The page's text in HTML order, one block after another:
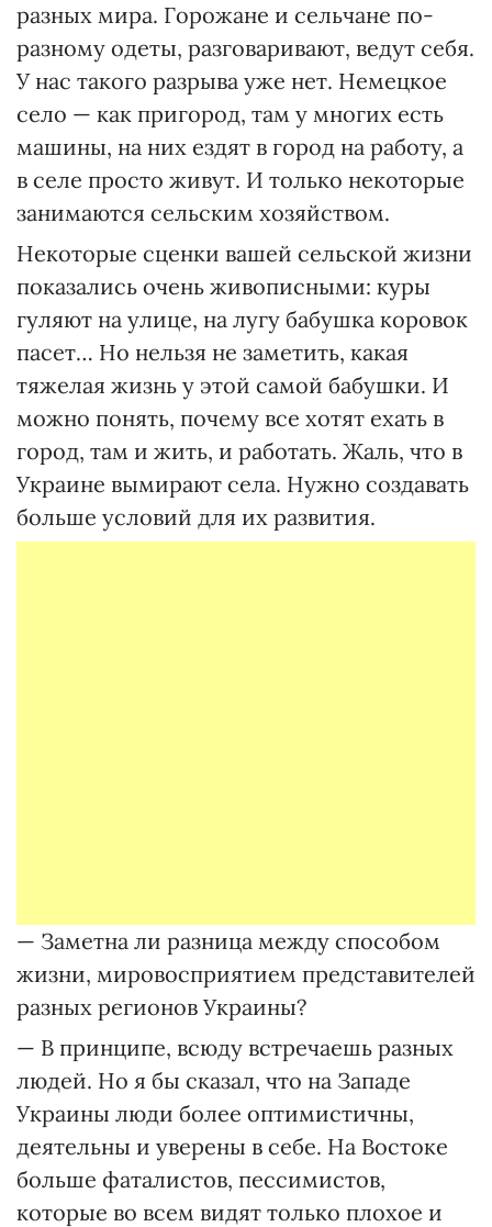
разных мира. Горожане и сельчане по-
разному одеты, разговаривают, ведут себя.
У нас такого разрыва уже нет. Немецкое
село — как пригород, там у многих есть
машины, на них ездят в город на работу, а
в селе просто живут. И только некоторые
занимаются сельским хозяйством.
Некоторые сценки вашей сельской жизни
показались очень живописными: куры
гуляют на улице, на лугу бабушка коровок
пасет… Но нельзя не заметить, какая
тяжелая жизнь у этой самой бабушки. И
можно понять, почему все хотят ехать в
город, там и жить, и работать. Жаль, что в
Украине вымирают села. Нужно создавать
больше условий для их развития.
— Заметна ли разница между способом
жизни, мировосприятием представителей
разных регионов Украины?
— В принципе, всюду встречаешь разных
людей. Но я бы сказал, что на Западе
Украины люди более оптимистичны,
деятельны и уверены в себе. На Востоке
больше фаталистов, пессимистов,
которые во всем видят только плохое и